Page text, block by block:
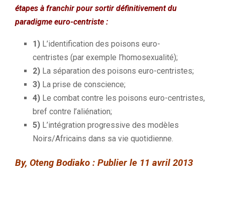
étapes à franchir pour sortir définitivement du
paradigme euro-centriste :
1) L’identification des poisons euro-
centristes (par exemple l’homosexualité);
2) La séparation des poisons euro-centristes;
3) La prise de conscience;
4) Le combat contre les poisons euro-centristes,
bref contre l’aliénation;
5) L’intégration progressive des modèles
Noirs/Africains dans sa vie quotidienne.
By, Oteng Bodiako : Publier le 11 avril 2013